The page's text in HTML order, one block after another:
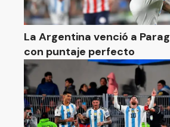
La Argentina venció a
con puntaje perfecto